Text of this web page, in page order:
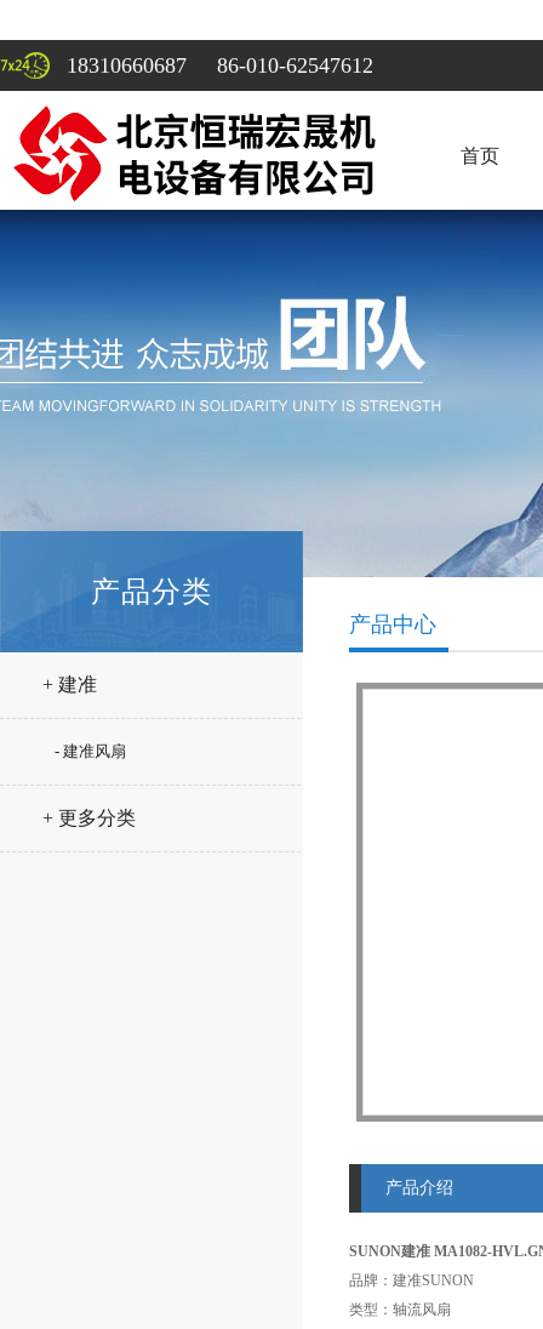
18310660687 86-010-62547612
首页
产品分类
+ 建准
- 建准风扇
+ 更多分类
产品中心
产品介绍
SUNON建准 MA1082-
品牌：建准SUNON
类型：轴流风扇